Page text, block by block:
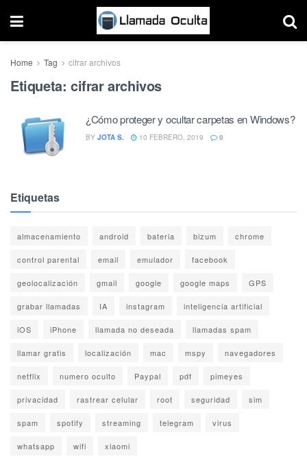
Home Tag cifrar archivos
Etiqueta: cifrar archivos
¿Cómo proteger y ocultar carpetas en Windows?
BY JOTA S. 10 FEBRERO, 2019 0
Etiquetas
almacenamiento android bateria bizum chrome
control parental email emulador facebook
geolocalización gmail google google maps GPS
grabar llamadas IA instagram inteligencia artificial
iOS iPhone llamada no deseada llamadas spam
llamar gratis localización mac mspy navegadores
netflix numero oculto Paypal pdf pimeyes
privacidad rastrear celular root seguridad sim
spam spotify streaming telegram virus
whatsapp wifi xiaomi